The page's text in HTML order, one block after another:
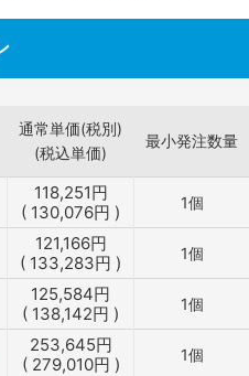
通常単価(税別)
(税込単価)
最小発注数量
118,251円
( 130,076円 ) 1個
121,166円
( 133,283円 ) 1個
125,584円
( 138,142円 ) 1個
253,645円
( 279,010円 ) 1個